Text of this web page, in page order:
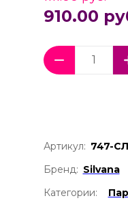
910.00
Артикул: 747-
Бренд: Silvana
Категории: